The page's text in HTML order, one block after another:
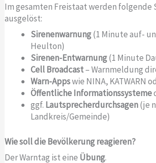
Im gesamten Freistaat werden folgende
ausgelöst:
Sirenenwarnung(1 Minute auf-
Heulton)
Sirenen-Entwarnung(1 Minute
Cell Broadcast– Warnmeldung
Warn-Appswie NINA, KATWARN
Öffentliche Informationssysteme
ggf. Lautsprecherdurchsagen(je
Landkreis/Gemeinde)
Wie soll die Bevölkerung reagieren?
Der Warntag ist eine Übung.